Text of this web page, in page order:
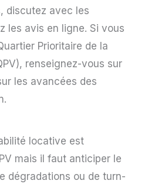
discutez avec les
les avis en ligne. Si vous
Prioritaire de la
renseignez-vous sur
les avancées des
locative est
mais il faut anticiper le
dégradations ou de turn-